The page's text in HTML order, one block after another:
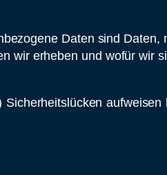
Daten sind Daten,
wir erheben und wofür wir
aufweisen